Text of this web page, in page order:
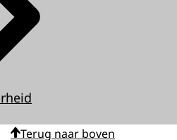
Terug naar boven